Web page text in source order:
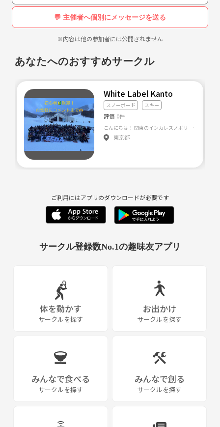
💬 主催者へ個別にメッセージを送る
※内容は他の参加者には公開されません
あなたへのおすすめサークル
White Label Kanto
スノーボード スキー
評価 0件
東京都
ご利用にはアプリのダウンロードが必要です
サークル登録数No.1の趣味友アプリ
体を動かす
サークルを探す
お出かけ
サークルを探す
みんなで食べる
サークルを探す
みんなで創る
サークルを探す